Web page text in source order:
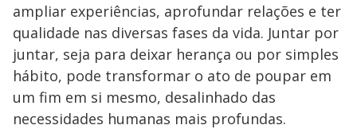
ampliar experiências, aprofundar relações e ter
qualidade nas diversas fases da vida. Juntar por
juntar, seja para deixar herança ou por simples
hábito, pode transformar o ato de poupar em
um fim em si mesmo, desalinhado das
necessidades humanas mais profundas.